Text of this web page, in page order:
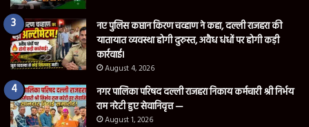
नए पुलिस कप्तान किरण चव्हाण ने कहा, दल्ली राजहरा की
यातायात व्यवस्था होगी दुरुस्त, अवैध धंधों पर होगी कड़ी
कार्रवाई।
August 4, 2026
नगर पालिका परिषद दल्ली राजहरा निकाय कर्मचारी श्री निर्भय
राम नरेटी हुए सेवानिवृत्त —
August 1, 2026